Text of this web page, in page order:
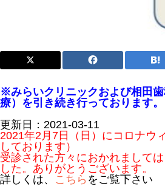
※みらいクリニックおよび相田
療）を引き続き行っております。
更新日： 2021-03-11
2021年2月7日（日）にコロナウ
しております）
受診された方々におかれまして
した。ありがとうございます。
詳しくは、 こちら をご覧下さい